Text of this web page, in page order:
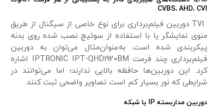
CVBS، AHD، CVI
TVI دوربین فیلم‌برداری برای نوع خاصی از سیگنال از طریق
منوی نمایشگر یا با استفاده از سوئیچ نصب شده روی بدنه
پیکربندی شده است. به‌عنوان‌مثال می‌توان به دوربین
فیلم‌برداری چند فرمت IPTRONIC IPT-QHD1920BM اشاره
کرد. این دوربین‌ها حافظه بالایی ندارند؛ اما می‌توانند در
شرایطی که نور بسیار کم است تصاویر واضحی ثبت کنند.
دوربین مداربسته IP یا شبکه